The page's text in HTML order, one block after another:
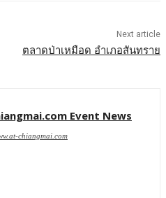
Next article
ตลาดป่าเหมือด อำเภอสันทราย
Event News
chiangmai.com